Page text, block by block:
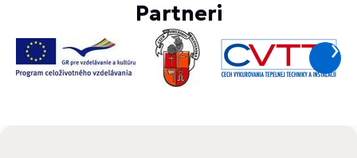
Partneri